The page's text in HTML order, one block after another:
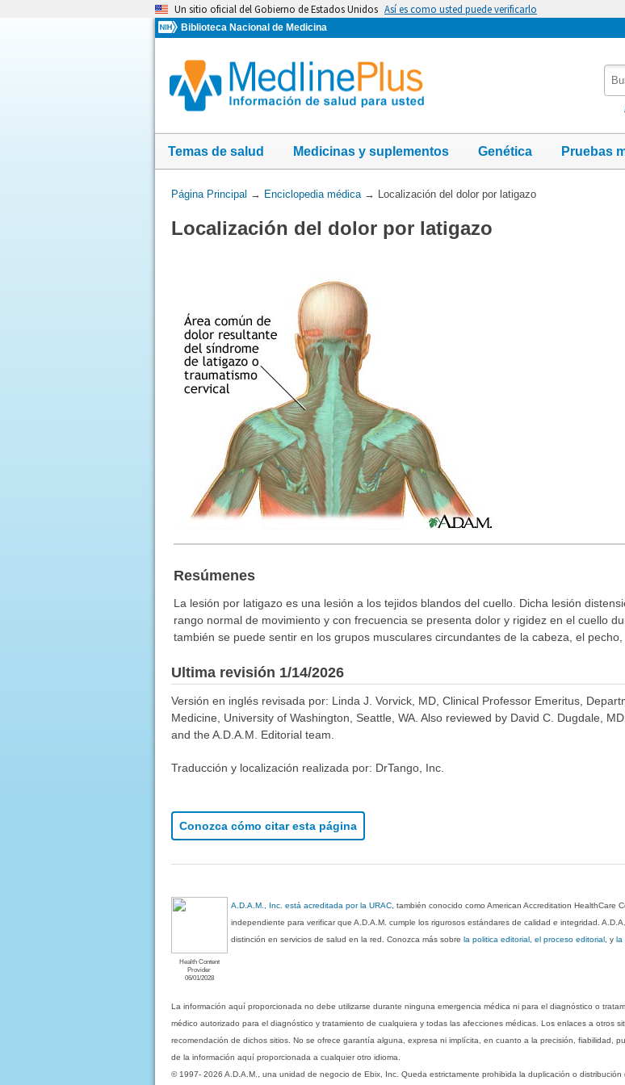
Un sitio oficial del Gobierno de Estados Unidos Así es como usted puede verificarlo
Biblioteca Nacional de Medicina
Temas de salud Medicinas y suplementos Genética Pruebas
Usted
aquí:
Página Principal → Enciclopedia médica→ Localización del dolor por latigazo
Localización del dolor por latigazo
Resúmenes
La lesión por latigazo es una lesión a los tejidos blandos del cuello. Dicha lesión
rango normal de movimiento y con frecuencia se presenta dolor y rigidez en el cuello
también se puede sentir en los grupos musculares circundantes de la cabeza, el
Ultima revisión 1/14/2026
Versión en inglés revisada por: Linda J. Vorvick, MD, Clinical Professor Emeritus,
Medicine, University of Washington, Seattle, WA. Also reviewed by David C. Dugdale,
and the A.D.A.M. Editorial team.
Traducción y localización realizada por: DrTango, Inc.
Conozca cómo citar esta página
Health Content
Provider
06/01/2028
A.D.A.M., Inc. está acreditada por la URAC , también conocido como American Accreditation HealthCare
independiente para verificar que A.D.A.M. cumple los rigurosos estándares de calidad e integridad.
distinción en servicios de salud en la red. Conozca más sobrela politica editorial, el proceso editorial , yla
La información aquí proporcionada no debe utilizarse durante ninguna emergencia médica ni para el diagnóstico o
médico autorizado para el diagnóstico y tratamiento de cualquiera y todas las afecciones médicas. Los enlaces a otros
recomendación de dichos sitios. No se ofrece garantía alguna, expresa ni implícita, en cuanto a la precisión, fiabilidad,
de la información aquí proporcionada a cualquier otro idioma.
© 1997- 2026 A.D.A.M., una unidad de negocio de Ebix, Inc. Queda estrictamente prohibida la duplicación o distribución